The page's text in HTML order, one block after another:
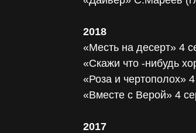
2018
«Месть на десерт» 4
«Скажи что -нибудь
«Роза и чертополох»
«Вместе с Верой» 4
2017